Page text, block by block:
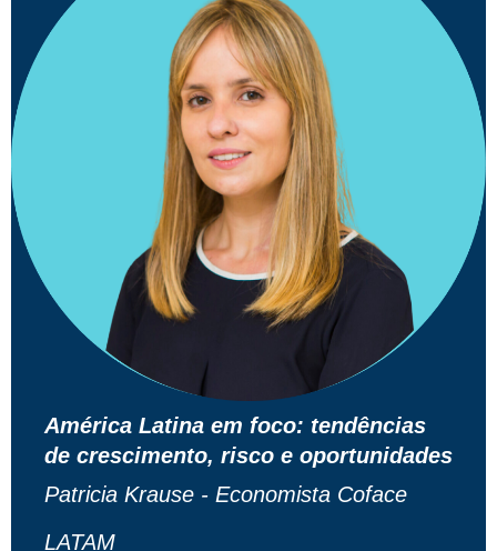
América Latina em foco: tendências
de crescimento, risco e oportunidades
Patricia Krause - Economista Coface
LATAM